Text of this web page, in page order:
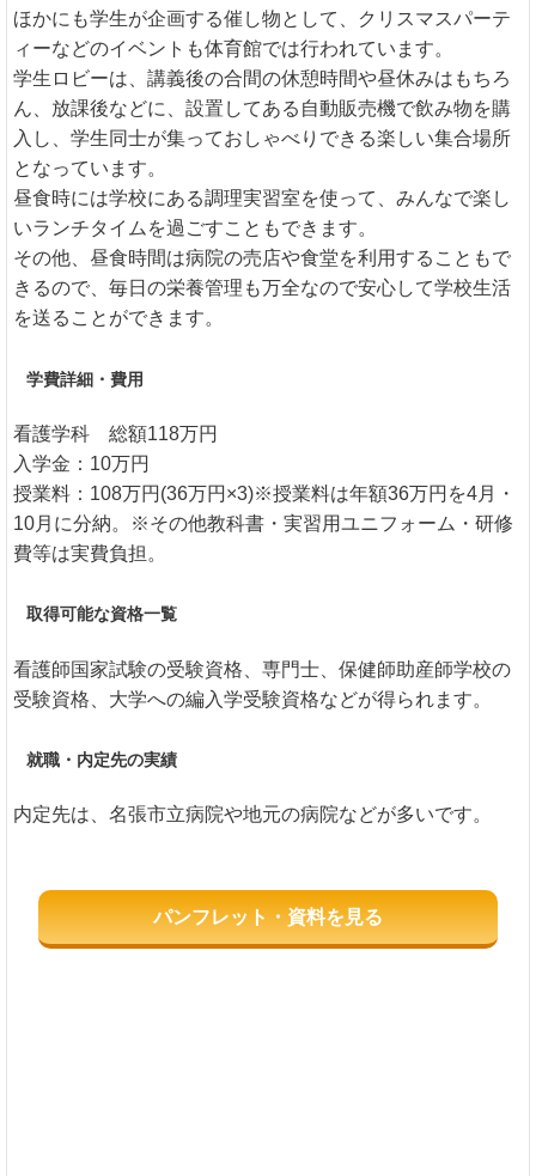
ほかにも学生が企画する催し物として、クリスマスパーテ
ィーなどのイベントも体育館では行われています。
学生ロビーは、講義後の合間の休憩時間や昼休みはもちろ
ん、放課後などに、設置してある自動販売機で飲み物を購
入し、学生同士が集っておしゃべりできる楽しい集合場所
となっています。
昼食時には学校にある調理実習室を使って、みんなで楽し
いランチタイムを過ごすこともできます。
その他、昼食時間は病院の売店や食堂を利用することもで
きるので、毎日の栄養管理も万全なので安心して学校生活
を送ることができます。
学費詳細・費用
看護学科 総額118万円
入学金：10万円
授業料：108万円(36万円×3)※授業料は年額36万円を4月・
10月に分納。※その他教科書・実習用ユニフォーム・研修
費等は実費負担。
取得可能な資格一覧
看護師国家試験の受験資格、専門士、保健師助産師学校の
受験資格、大学への編入学受験資格などが得られます。
就職・内定先の実績
内定先は、名張市立病院や地元の病院などが多いです。
パンフレット・資料を見る